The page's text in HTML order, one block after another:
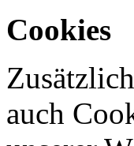
Cookies
auch